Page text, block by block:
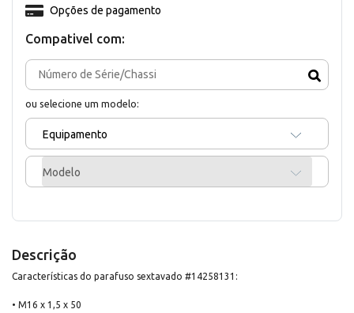
Compativel com:
ou selecione um modelo:
Equipamento
Modelo
Opções de pagamento
Descrição
Características do parafuso sextavado #14258131:
• M16 x 1,5 x 50